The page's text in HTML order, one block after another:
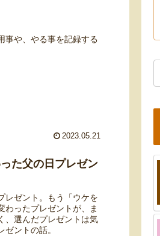
事や、やる事を記録する
2023.05.21
た父の日プレゼン
レゼント。もう「ウケを
わったプレゼントが、ま
、選んだプレゼントは気
ントの話。